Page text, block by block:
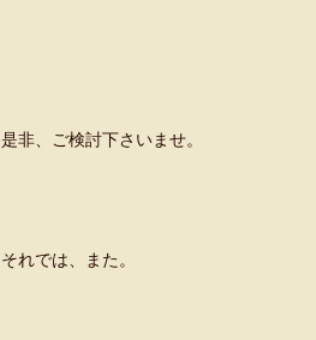
是非、ご検討下さいませ。
それでは、また。